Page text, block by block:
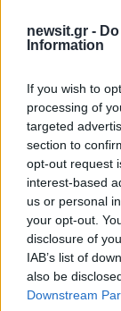
newsit.gr -
Information
If you wish to
processing of
targeted
section to
opt-out request
interest-based
us or personal
your opt-out.
disclosure of
IAB’s list of
also be
Downstream
Αν τα χάσατε
Τραγωδία με
στην Πάρο:
που
αστυνομικοί
στην